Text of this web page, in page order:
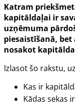
Katram
kapitāldaļai ir
uzņēmuma
piesaistīšanā, bet
nosakot
Izlasot šo rakstu,
Kas ir
Kādas sekas